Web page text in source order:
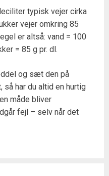
typisk vejer cirka
vejer omkring 85
er altså: vand = 100
= 85 g pr. dl.
og sæt den på
har du altid en hurtig
måde bliver
fejl – selv når det